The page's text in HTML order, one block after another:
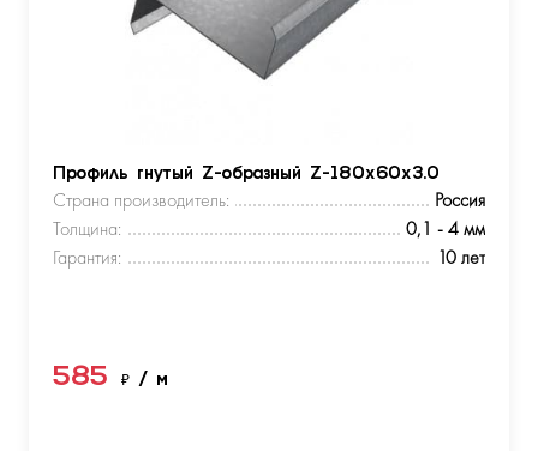
Профиль гнутый Z-образный Z-180х60х3.0
Страна производитель:
Россия
Толщина:
0,1 - 4 мм
Гарантия:
10 лет
585 ₽ / м